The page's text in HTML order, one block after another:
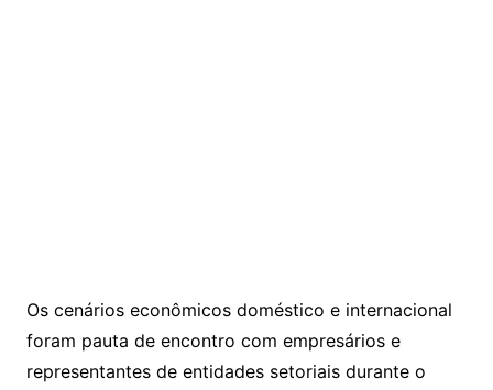
Os cenários econômicos doméstico e internacional
foram pauta de encontro com empresários e
representantes de entidades setoriais durante o